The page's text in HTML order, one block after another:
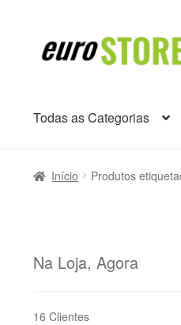
para
Saltar
para
Todas as Categorias
Início Produtos
Na Loja, Agora
16 Clientes